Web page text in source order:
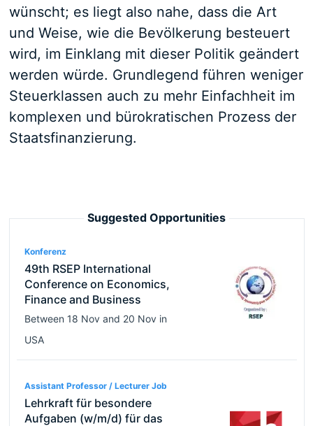
wünscht; es liegt also nahe, dass die Art
und Weise, wie die Bevölkerung besteuert
wird, im Einklang mit dieser Politik geändert
werden würde. Grundlegend führen weniger
Steuerklassen auch zu mehr Einfachheit im
komplexen und bürokratischen Prozess der
Staatsfinanzierung.
Suggested Opportunities
Konferenz
49th RSEP International
Conference on Economics,
Finance and Business
Between 18 Nov and 20 Nov in
USA
Assistant Professor / Lecturer Job
Lehrkraft für besondere
Aufgaben (w/m/d) für das